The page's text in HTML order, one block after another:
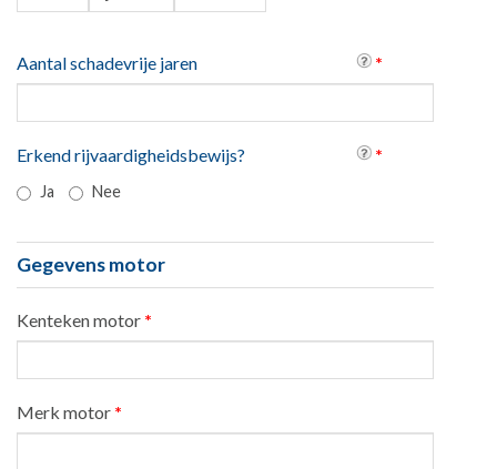
Aantal schadevrije jaren *
Erkend rijvaardigheidsbewijs? *
Ja Nee
Gegevens motor
Kenteken motor *
Merk motor *